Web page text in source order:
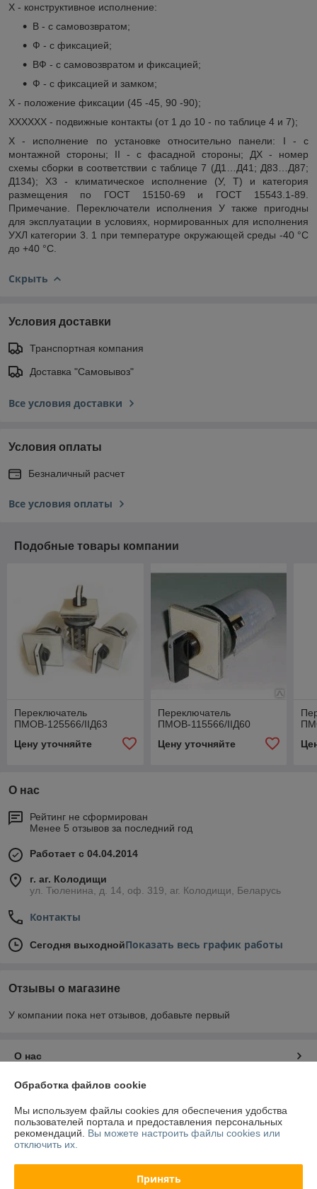
Х - конструктивное исполнение:
В - с самовозвратом;
Ф - с фиксацией;
ВФ - с самовозвратом и фиксацией;
Ф - с фиксацией и замком;
Х - положение фиксации (45 -45, 90 -90);
ХХХХХХ - подвижные контакты (от 1 до 10 - по таблице 4 и 7);
Х - исполнение по установке относительно панели: I - с
монтажной стороны; II - с фасадной стороны; ДХ - номер
схемы сборки в соответствии с таблице 7 (Д1…Д41; Д83…Д87;
Д134); Х3 - климатическое исполнение (У, Т) и категория
размещения по ГОСТ 15150-69 и ГОСТ 15543.1-89.
Примечание. Переключатели исполнения У также пригодны
для эксплуатации в условиях, нормированных для исполнения
УХЛ категории 3. 1 при температуре окружающей среды -40 °С
до +40 °С.
Скрыть
Условия доставки
Транспортная компания
Доставка "Самовывоз"
Все условия доставки
Условия оплаты
Безналичный расчет
Все условия оплаты
Подобные товары компании
Переключатель
ПМОВ-125566/IIД63
Цену уточняйте
Переключатель
ПМОВ-115566/IIД60
Цену уточняйте
О нас
Рейтинг не сформирован
Менее 5 отзывов за последний год
Работает с 04.04.2014
г. аг. Колодищи
ул. Тюленина, д. 14, оф. 319, аг. Колодищи, Беларусь
Контакты
Сегодня выходнойПоказать весь график работы
Отзывы о магазине
У компании пока нет отзывов, добавьте первый
О нас
Контакты
Доставка и оплата
Обработка файлов cookie
Мы используем файлы cookies для обеспечения удобства
пользователей портала и предоставления персональных
рекомендаций. Вы можете настроить файлы cookies или
отключить их.
Принять